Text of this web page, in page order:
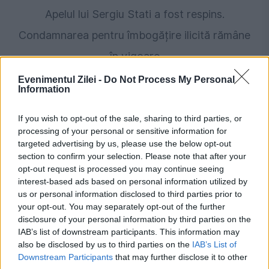
Evenimentul Zilei - Do Not Process My Personal
Information
If you wish to opt-out of the sale, sharing to third parties, or
processing of your personal or sensitive information for
targeted advertising by us, please use the below opt-out
section to confirm your selection. Please note that after your
opt-out request is processed you may continue seeing
interest-based ads based on personal information utilized by
us or personal information disclosed to third parties prior to
your opt-out. You may separately opt-out of the further
disclosure of your personal information by third parties on the
IAB’s list of downstream participants. This information may
also be disclosed by us to third parties on the IAB’s List of
Downstream Participants that may further disclose it to other
Apelul lui Sergiu Stati a fost respins.
Condamnarea pentru îmbogățire ilicită rămâne
în vigoare
JUSTITIE
Fostul șef al Vămilor, Mihai Savin, trimis în
judecată de Parchetul de pe lângă Curtea de